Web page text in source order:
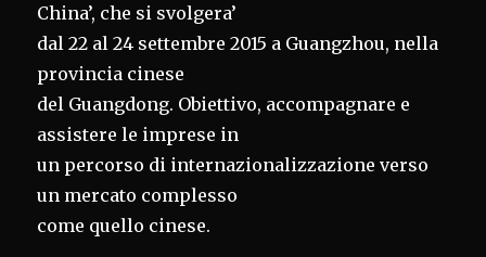
China’, che si svolgera’
dal 22 al 24 settembre 2015 a Guangzhou, nella
provincia cinese
del Guangdong. Obiettivo, accompagnare e
assistere le imprese in
un percorso di internazionalizzazione verso
un mercato complesso
come quello cinese.